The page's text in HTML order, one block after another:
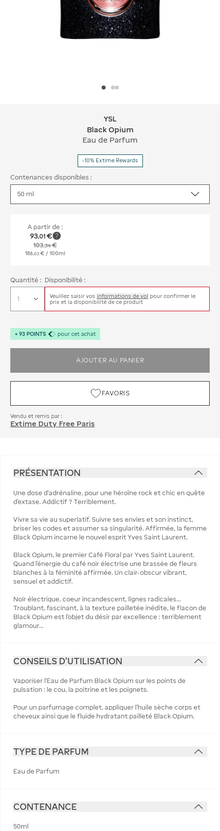
YSL Black OpiumYSL
Black Opium
Eau de Parfum
-10% Extime Rewards
Contenances disponibles :
A partir de :
93,01 €
103,34€
186 02 € / 100ml
Quantité : Disponibilité :
Veuillez saisir vos informations de vol pour confirmer le
prix et la disponibilité de ce produit
+ 93 POINTS pour cet achat
AJOUTER AU PANIER
FAVORIS
Vendu et remis par :
Extime Duty Free Paris
PRÉSENTATION
Une dose d'adrénaline, pour une héroïne rock et chic en quête
d'extase. Addictif ? Terriblement.
Vivre sa vie au superlatif. Suivre ses envies et son instinct,
briser les codes et assumer sa singularité. Affirmée, la femme
Black Opium incarne le nouvel esprit Yves Saint Laurent.
Black Opium, le premier Café Floral par Yves Saint Laurent.
Quand l'énergie du café noir électrise une brassée de fleurs
blanches à la féminité affirmée. Un clair-obscur vibrant,
sensuel et addictif.
Noir électrique, coeur incandescent, lignes radicales...
Troublant, fascinant, à la texture pailletée inédite, le flacon de
Black Opium est l'objet du désir par excellence : terriblement
glamour...
CONSEILS D'UTILISATION
Vaporiser l'Eau de Parfum Black Opium sur les points de
pulsation : le cou, la poitrine et les poignets.
Pour un parfumage complet, appliquer l'huile sèche corps et
cheveux ainsi que le fluide hydratant pailleté Black Opium.
TYPE DE PARFUM
Eau de Parfum
CONTENANCE
50ml